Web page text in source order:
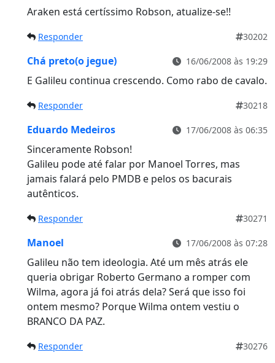
Araken está certíssimo Robson, atualize-se!!
Responder 30202
Chá preto(o jegue) 16/06/2008 às 19:29
E Galileu continua crescendo. Como rabo de cavalo.
Responder 30218
Eduardo Medeiros 17/06/2008 às 06:35
Sinceramente Robson!
Galileu pode até falar por Manoel Torres, mas
jamais falará pelo PMDB e pelos os bacurais
autênticos.
Responder 30271
Manoel 17/06/2008 às 07:28
Galileu não tem ideologia. Até um mês atrás ele
queria obrigar Roberto Germano a romper com
Wilma, agora já foi atrás dela? Será que isso foi
ontem mesmo? Porque Wilma ontem vestiu o
BRANCO DA PAZ.
Responder 30276